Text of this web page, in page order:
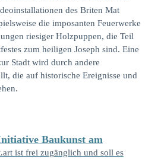
des Briten Mat
die imposanten Feuerwerke
riesiger Holzpuppen, die Teil
zum heiligen Joseph sind. Eine
Stadt wird durch andere
die auf historische Ereignisse und
Baukunst am
ist frei zugänglich und soll es